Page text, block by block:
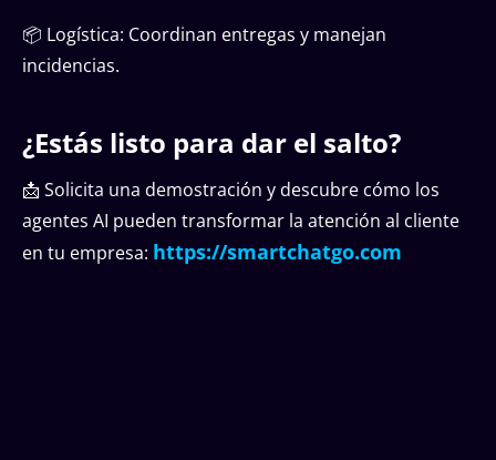
📦 Logística: Coordinan entregas y manejan
incidencias.
¿Estás listo para dar el salto?
📩 Solicita una demostración y descubre cómo los
agentes AI pueden transformar la atención al cliente
en tu empresa: https://smartchatgo.com